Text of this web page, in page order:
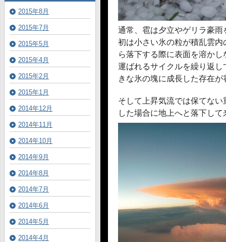
通常、雹は夕立やゲリラ豪
初は小さい氷の粒が積乱雲
ら落下する際に表面を溶か
運ばれるサイクルを繰り返
きな氷の塊に成長した存在が
そして上昇気流では保てな
した場合に地上へと落下して
2015年8月
2015年7月
2015年5月
2015年4月
2015年2月
2015年1月
2014年12月
2014年11月
2014年10月
2014年9月
2014年8月
2014年7月
2014年6月
2014年5月
2014年4月